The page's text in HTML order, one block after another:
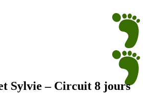
Sylvie – Circuit 8 jours